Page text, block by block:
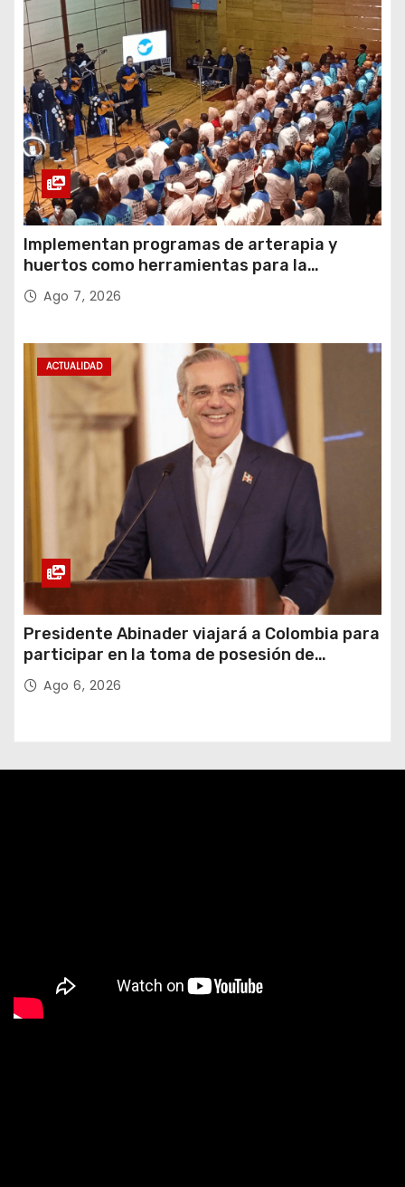
Implementan programas de arterapia y
huertos como herramientas para la
recuperación y la inclusión social
Ago 7, 2026
ACTUALIDAD
Presidente Abinader viajará a Colombia para
participar en la toma de posesión de
Abelardo de la Espriella
Ago 6, 2026